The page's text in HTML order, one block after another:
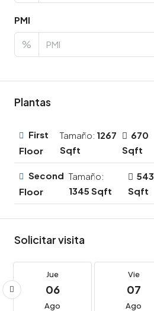
PMI
%
Plantas
First
Floor
Tamaño: 1267
Sqft
670
Sqft
Second
Floor
Tamaño:
1345 Sqft
543
Sqft
Solicitar visita
Jue
06
Ago
Vie
07
Ago